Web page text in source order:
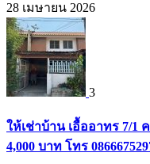
28 เมษายน 2026
3
ให้เช่าบ้าน เอื้ออาทร 7/
4,000 บาท โทร